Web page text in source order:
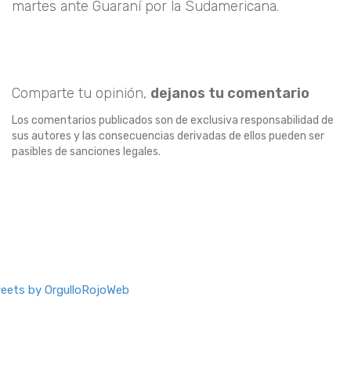
martes ante Guaraní por la Sudamericana.
Comparte tu opinión, dejanos tu comentario
Los comentarios publicados son de exclusiva responsabilidad de
sus autores y las consecuencias derivadas de ellos pueden ser
pasibles de sanciones legales.
by OrgulloRojoWeb